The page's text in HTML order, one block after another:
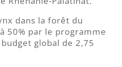
dans la forêt du
50% par le programme
global de 2,75